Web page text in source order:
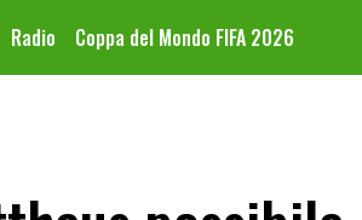
Radio Coppa del Mondo FIFA 2026